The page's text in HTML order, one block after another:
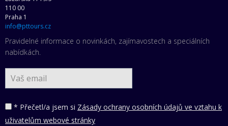
110 00
Praha 1
info@pttours.cz
Pravidelné informace o novinkách, zajímavostech a speciálních
nabídkách.
* Přečetl/a jsem si Zásady ochrany osobních údajů ve vztahu k
uživatelům webové stránky